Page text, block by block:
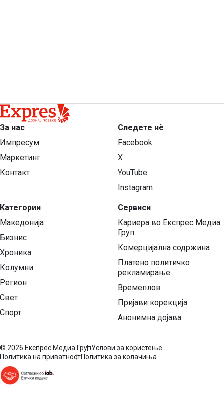
За нас
Импресум
Маркетинг
Контакт
Категории
Македонија
Бизнис
Хроника
Колумни
Регион
Свет
Спорт
Следете нѐ
Facebook
X
YouTube
Instagram
Сервиси
Кариера во Експрес Медиа
Груп
Комерцијална содржина
Платено политичко
рекламирање
Времеплов
Пријави корекција
Анонимна дојава
© 2026 Експрес Медиа ГрупУслови за користење
Политика на приватностПолитика за колачиња